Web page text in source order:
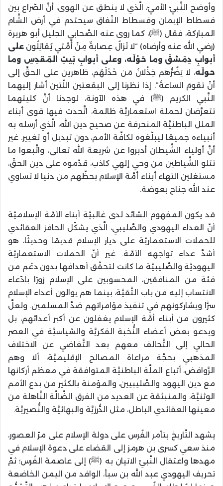
وأوضح النَّبيّ الأميّ، الَّذي لا ينطق عن الهوى، أنَّ الصّراع بين
فسطاط الإيمان وفسطاط النّفاق سيحتدم في أرض الشَّام
المباركة، فقال (ﷺ)، كما روى عنه الصَّحابي الجليل أبو هريرة
(رضي الله عنه وأرضاه) “لا تَزالُ عِصابةٌ مِنْ أُمَّتي يُقاتِلُون على
أبوابِ دِمَشقَ وما حَوْلَه، وعلى أبوابِ بَيتِ المَقدِسِ وما
حولَه، لا يَضُرُّهم خِذْلانُ مَن خَذَلَهُم، ظاهرين على الحقِّ إلى
أنْ تقومَ الساعةُ”. إذا نظرنا إلى البقعتين اللّتين أشار إليهما
النَّبي الكريم (ﷺ) في هذه الآونة، لوجدنا أنَّ كليتهما
تتعرَّضان لحملة استعماريَّة ظالمة، اتَّحدت فيها قوى أبناء
الملل الباطنيَّة المنحرفة عن صحيح دين الله، الَّذي أرسله به
أنبياءه جميعًا ليبلّغوه لكافَّة الأمم، دون تبديل أو تغيير. غير
أنَّ أولياء الشَّيطان أدبروا عن شريعة الله تعالى، واتَّبعوا ما
تتلو الشَّياطين من وحي إلهي كاذب، قدَّموه على دين الحقّ،
مستغلين التهاء أبناء أمَّة الإسلام بحظّهم من دنيا لا تساوي
عند الله جناح بعوضة.
قد يكون المفهوم السَّائد لدى غالبيَّة أبناء الأمَّة الإسلاميَّة
أنَّ العداء اليهودي والصَّليبي، الَّذي يشكّل الحافز العقائدي
للحملات الاستعماريَّة على ديار الإسلام قديمًا وحديثًا، هو
أشدَّ عداء تواجهه الأمَّة. غير أنَّ الحملات الاستعماريَّة
اليهوديَّة والصَّليبيَّة ما كانت لتحقّق أهدافها بدون دعْم من
فئة من المنافقين، المحسوبين على الإسلام زورًا بادّعاء
الانتساب إليه من باب التَّقيَّة، بينما هم يوالون أعداء الإسلام
سرًّا ويشاركونهم في تنفيذ مؤامراتهم ضدَّ المسلمين. ولعلَّ
كثيرون من أبناء أمَّة الإسلام يغفلون عن أكبر أعدائهم، بل
ويدعو بعض أعضاء النُّخبة الفكريَّة والسّياسيَّة في العصر
الحالي إلى التَّحالف معهم بعد التَّغاضي عن الاختلاف
المذهبي بحجَّة مراعاة المصالح الإقليميَّة، ألا وهم
الرَّوافض، أتباع الملَّة الباطنيَّة المتوافقة في معظم أركانها
مع دين اليهود والصَّليبيين، والمؤمنة بالكثير من بدع الأمم
الوثنيَّة، والمنبثقة عن العديد من الفرق الضَّالَّة النَّاهلة من
معينها العقائدي الباطل، مثل الدُّرزيَّة والبهائيَّة والنُّصيريَّة.
يشهد التَّاريخ بتآمر الفُرس على دولة الإسلام على مرّ العصور،
منذ سعي كسرى بن هرمز إلى القضاء على دعوة الإسلام في
مهدها واعتقال النَّبيّ الاتيان به (ﷺ) إلى عاصمة الفُرس؛ ثمَّ
تحريف اليهودي عبد الله بن سبأ، الوافد من اليمن الخاضعة